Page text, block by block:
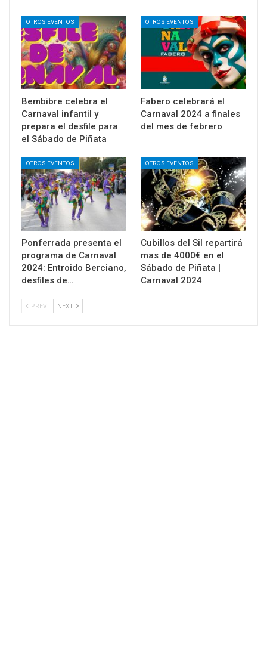
OTROS EVENTOS
Bembibre celebra el
Carnaval infantil y
prepara el desfile para
el Sábado de Piñata
OTROS EVENTOS
Fabero celebrará el
Carnaval 2024 a finales
del mes de febrero
OTROS EVENTOS
Ponferrada presenta el
programa de Carnaval
2024: Entroido Berciano,
desfiles de…
OTROS EVENTOS
Cubillos del Sil repartirá
mas de 4000€ en el
Sábado de Piñata |
Carnaval 2024
PREV NEXT